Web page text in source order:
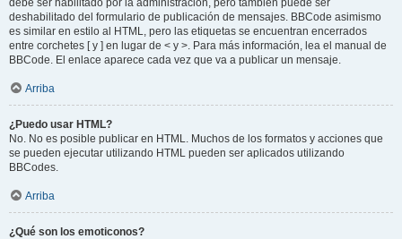
debe ser habilitado por la administración, pero también puede ser
deshabilitado del formulario de publicación de mensajes. BBCode asimismo
es similar en estilo al HTML, pero las etiquetas se encuentran encerrados
entre corchetes [ y ] en lugar de < y >. Para más información, lea el manual de
BBCode. El enlace aparece cada vez que va a publicar un mensaje.
Arriba
¿Puedo usar HTML?
No. No es posible publicar en HTML. Muchos de los formatos y acciones que
se pueden ejecutar utilizando HTML pueden ser aplicados utilizando
BBCodes.
Arriba
¿Qué son los emoticonos?